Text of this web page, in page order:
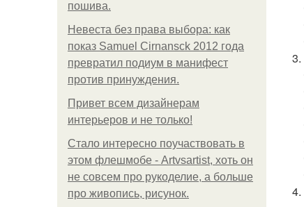
пошива.
Невеста без права выбора: как
показ Samuel Cirnansck 2012 года
превратил подиум в манифест
против принуждения.
Привет всем дизайнерам
интерьеров и не только!
Стало интересно поучаствовать в
этом флешмобе - Artvsartist, хоть он
не совсем про рукоделие, а больше
про живопись, рисунок.